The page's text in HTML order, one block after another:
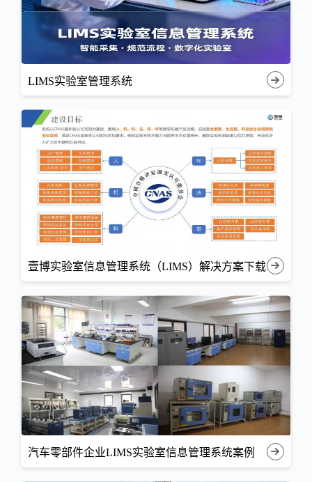
LIMS实验室管理系统
壹博实验室信息管理系统（LIMS）解决方案下载
汽车零部件企业LIMS实验室信息管理系统案例